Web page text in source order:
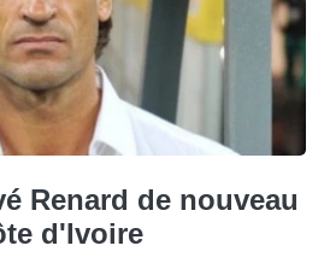
Renard de nouveau
d'Ivoire